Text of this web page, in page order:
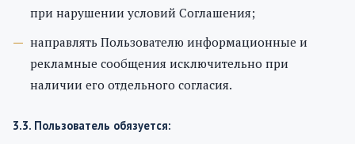
при нарушении условий Соглашения;
направлять Пользователю информационные и
рекламные сообщения исключительно при
наличии его отдельного согласия.
3.3. Пользователь обязуется: